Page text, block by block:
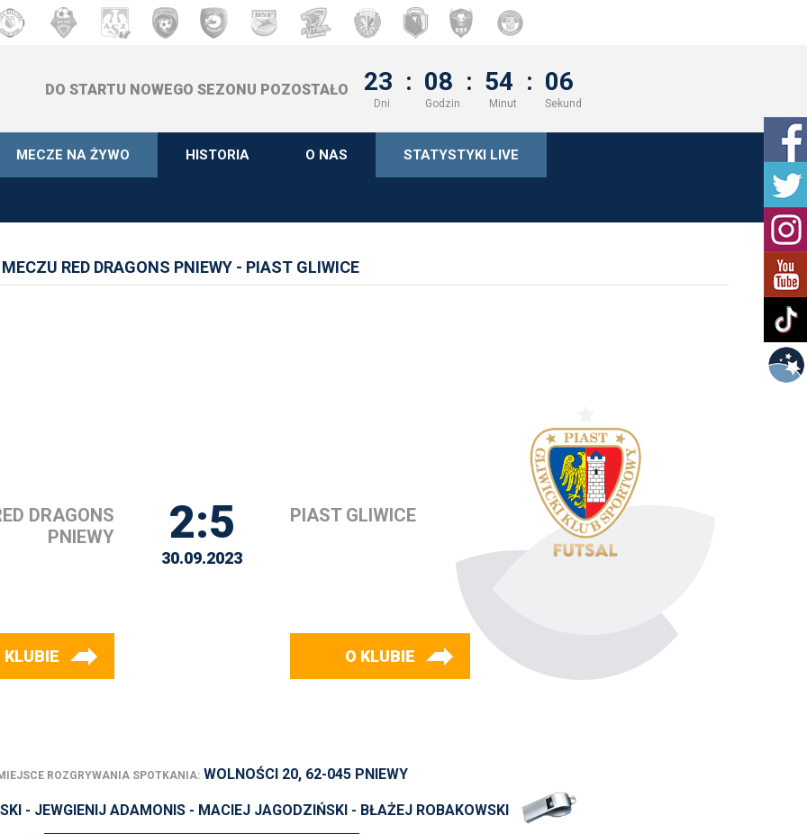
DO STARTU NOWEGO SEZONU POZOSTAŁO 23 : 08 : 54 : 06
Dni Godzin Minut Sekund
MECZE NA ŻYWO HISTORIA O NAS STATYSTYKI LIVE
RED DRAGONS PNIEWY - PIAST GLIWICE
DRAGONS
PNIEWY
KLUBIE
2:5
30.09.2023
PIAST GLIWICE
O KLUBIE
ROZGRYWANIA SPOTKANIA: WOLNOŚCI 20, 62-045 PNIEWY
- JEWGIENIJ ADAMONIS - MACIEJ JAGODZIŃSKI - BŁAŻEJ ROBAKOWSKI